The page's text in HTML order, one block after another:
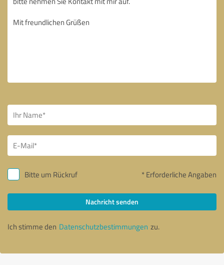
Bitte um Rückruf * Erforderliche Angaben
Nachricht senden
Ich stimme den Datenschutzbestimmungen zu.